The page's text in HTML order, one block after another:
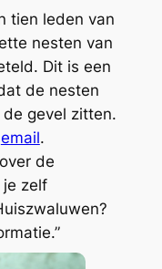
tien leden van
nesten van
Dit is een
de nesten
gevel zitten.
email.
de
je zelf